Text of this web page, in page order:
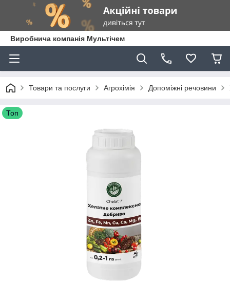
Виробнича компанія Мультічем
Товари та послуги Агрохімія Допоміжні речовини
Топ